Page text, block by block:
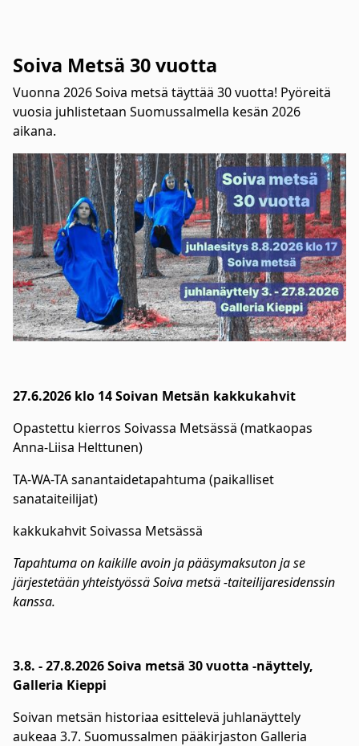
Soiva Metsä 30 vuotta
Vuonna 2026 Soiva metsä täyttää 30 vuotta! Pyöreitä
vuosia juhlistetaan Suomussalmella kesän 2026
aikana.
27.6.2026 klo 14 Soivan Metsän kakkukahvit
Opastettu kierros Soivassa Metsässä (matkaopas
Anna-Liisa Helttunen)
TA-WA-TA sanantaidetapahtuma (paikalliset
sanataiteilijat)
kakkukahvit Soivassa Metsässä
Tapahtuma on kaikille avoin ja pääsymaksuton ja se
järjestetään yhteistyössä Soiva metsä -taiteilijaresidenssin
kanssa.
3.8. - 27.8.2026 Soiva metsä 30 vuotta -näyttely,
Galleria Kieppi
Soivan metsän historiaa esittelevä juhlanäyttely
aukeaa 3.7. Suomussalmen pääkirjaston Galleria